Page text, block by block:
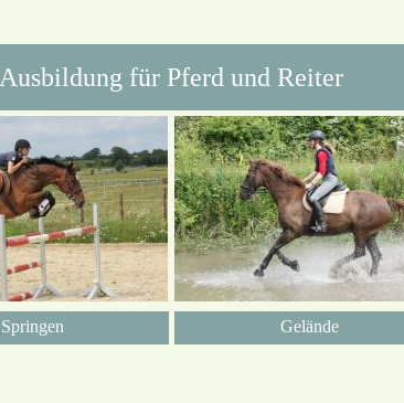
Ausbildung für Pferd und Reiter
Springen Gelände